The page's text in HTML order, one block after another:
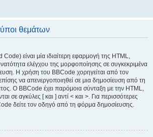
θεμάτων
είναι μία ιδιαίτερη εφαρμογή της HTML,
ελέγχου της μορφοποίησης σε συγκεκριμένα
Η χρήση του BBCode χορηγείται από τον
να απενεργοποιηθεί σε μια δημοσίευση από τη
Ο BBCode έχει παρόμοια σύνταξη με την HTML,
σε αγκύλες [ και ] αντί < και >. Για περισσότερες
δείτε τον οδηγό από τη φόρμα δημοσίευσης.